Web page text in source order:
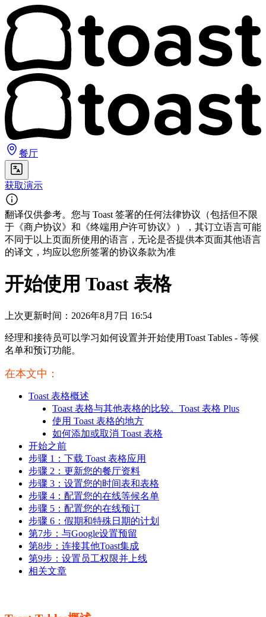
餐厅
获取演示
翻译仅供参考。您与 Toast 签署的任何法律协议（包括但不限
于《商户协议》和《终端用户许可协议》），其订立语言可能
不同于以上页面所使用的语言，无论是否提供本页面其他语言
的译文，均应以您所签署的协议条款为准
开始使用 Toast 表格
上次更新时间：2026年8月7日 16:54
经理和接待员可以学习如何设置并开始使用Toast Tables - 等候
名单和预订功能。
在本文中：
Toast 表格概述
Toast 表格与其他表格的比较。Toast 表格 Plus
使用 Toast 表格的地方
如何添加或取消 Toast 表格
开始之前
步骤 1：下载 Toast 表格应用
步骤 2：更新您的餐厅资料
步骤 3：设置您的时间表和表格
步骤 4：配置您的在线等候名单
步骤 5：配置您的在线预订
步骤 6：假期和特殊日期的计划
第7步：与Google设置预留
第8步：连接其他Toast集成
第9步：设置员工权限并上线
相关文章